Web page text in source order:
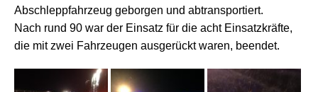
Abschleppfahrzeug geborgen und abtransportiert.
Nach rund 90 war der Einsatz für die acht Einsatzkräfte,
die mit zwei Fahrzeugen ausgerückt waren, beendet.